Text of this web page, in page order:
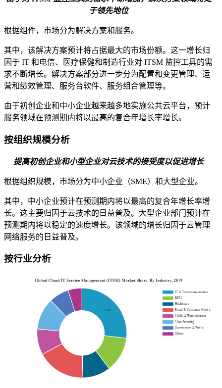
于领先地位
根据组件，市场分为解决方案和服务。
其中，该解决方案预计将占据最大的市场份额。这一增长归
因于 IT 和电信、医疗保健和制造行业对 ITSM 监控工具的需
求不断增长。解决方案部分进一步分为配置和变更管理、运
营和绩效管理、服务台软件、服务组合管理等。
由于初创企业和中小企业越来越多地实施公共云平台，预计
服务领域在预测期内将以最高的复合年增长率增长。
按组织规模分析
提高初创企业和小型企业对云技术的接受度以促进增长
根据组织规模，市场分为中小企业（SME）和大型企业。
其中，中小企业预计在预测期内将以最高的复合年增长率增
长。这主要归因于云技术的日益普及。大型企业部门预计在
预测期内将以稳定的速度增长。该领域的增长归因于云管理
网络服务的日益普及。
按行业分析